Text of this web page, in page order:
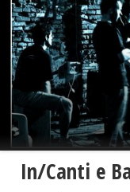
In/Canti e